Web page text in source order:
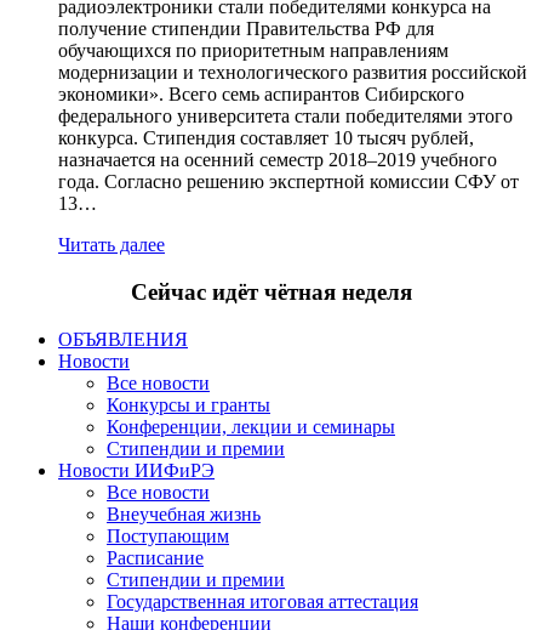
радиоэлектроники стали победителями конкурса на
получение стипендии Правительства РФ для
обучающихся по приоритетным направлениям
модернизации и технологического развития российской
экономики». Всего семь аспирантов Сибирского
федерального университета стали победителями этого
конкурса. Стипендия составляет 10 тысяч рублей,
назначается на осенний семестр 2018–2019 учебного
года. Согласно решению экспертной комиссии СФУ от
13…
Читать далее
Сейчас идёт чётная неделя
ОБЪЯВЛЕНИЯ
Новости
Все новости
Конкурсы и гранты
Конференции, лекции и семинары
Стипендии и премии
Новости ИИФиРЭ
Все новости
Внеучебная жизнь
Поступающим
Расписание
Стипендии и премии
Государственная итоговая аттестация
Наши конференции